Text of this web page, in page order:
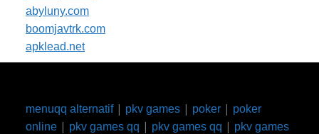
abyluny.com
boomjavtrk.com
apklead.net
menuqq alternatif| pkv games | poker | poker
online | pkv games qq | pkv games qq | pkv games